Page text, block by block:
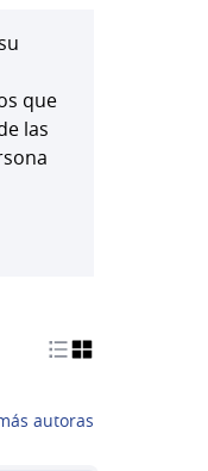
que
las
autoras